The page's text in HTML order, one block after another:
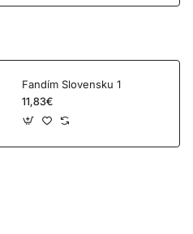
Fandím Slovensku 1
11,83€